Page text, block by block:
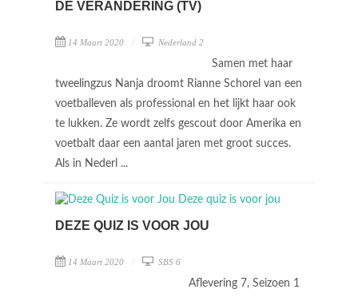
DE VERANDERING (TV)
14 Maart 2020 Nederland 2
Samen met haar
tweelingzus Nanja droomt Rianne Schorel van een
voetballeven als professional en het lijkt haar ook
te lukken. Ze wordt zelfs gescout door Amerika en
voetbalt daar een aantal jaren met groot succes.
Als in Nederl ...
DEZE QUIZ IS VOOR JOU
14 Maart 2020 SBS 6
Aflevering 7, Seizoen 1